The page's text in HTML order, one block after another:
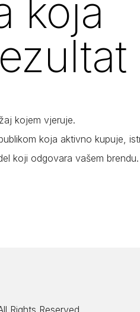
koja
kojem vjeruje.
koja aktivno kupuje,
koji odgovara vašem brendu.
All Rights Reserved.